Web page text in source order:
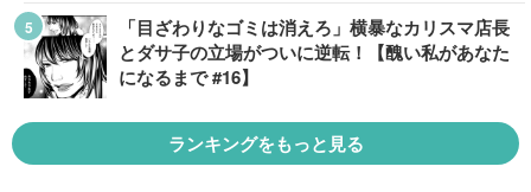
「目ざわりなゴミは消えろ」横暴なカリスマ店長
とダサ子の立場がついに逆転！【醜い私があなた
になるまで #16】
ランキングをもっと見る